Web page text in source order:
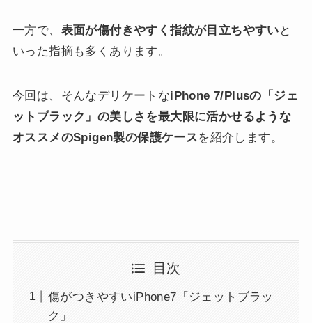
一方で、 表面が傷付きやすく指紋が目立ちやすい と
いった指摘も多くあります。
今回は、そんなデリケートなiPhone 7/Plusの「ジェ
ットブラック」の美しさを最大限に活かせるような
オススメのSpigen製の保護ケースを紹介します。
目次
傷がつきやすいiPhone7「ジェットブラッ
ク」